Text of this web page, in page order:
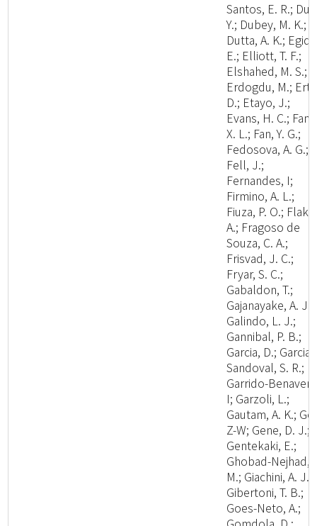
Santos, E. R.; Du,
Y.; Dubey, M. K.;
Dutta, A. K.; Egidi,
E.; Elliott, T. F.;
Elshahed, M. S.;
Erdogdu, M.;
D.; Etayo, J.;
Evans, H. C.; Fan,
X. L.; Fan, Y. G.;
Fedosova, A. G.;
Fell, J.;
Fernandes, I;
Firmino, A. L.;
Fiuza, P. O.;
A.; Fragoso de
Souza, C. A.;
Frisvad, J. C.;
Fryar, S. C.;
Gabaldon, T.;
Gajanayake, A. J.;
Galindo, L. J.;
Gannibal, P. B.;
Garcia, D.; Garcia-
Sandoval, S. R.;
Garrido-
I; Garzoli, L.;
Gautam, A. K.; Ge,
Z-W; Gene, D. J.;
Gentekaki, E.;
Ghobad-Nejhad,
M.; Giachini, A. J.;
Gibertoni, T. B.;
Goes-Neto, A.;